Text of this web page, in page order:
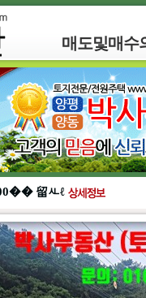
매도및매수
留ㅻℓ